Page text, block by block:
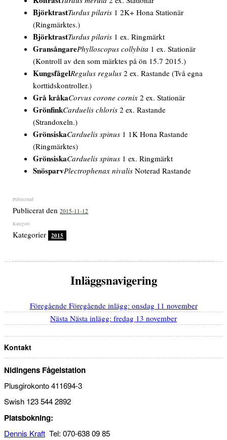
BjörktrastTurdus pilaris 1 2K+Hona Stationär
(Ringmärktes.)
BjörktrastTurdus pilaris 1 ex. Ringmärkt
GransångarePhylloscopus collybita 1 ex. Stationär
(Kontroll av den som märktes på ön 15.7 2015.)
KungsfågelRegulus regulus 2 ex. Rastande(Två egna
korttidskontroller.)
Grå kråkaCorvus corone cornix 2 ex. Stationär
GrönfinkCarduelis chloris 2 ex. Rastande
(Strandoxeln.)
GrönsiskaCarduelis spinus 1 1KHona Rastande
(Ringmärktes)
GrönsiskaCarduelis spinus 1 ex. Ringmärkt
SnösparvPlectrophenax nivalis Noterad Rastande
Publicerat den2015-11-12
Kategorier 2015
Inläggsnavigering
Föregående Föregående inlägg: onsdag 11 november
Nästa Nästa inlägg: fredag 13 november
Kontakt
Nidingens Fågelstation
Plusgirokonto 411694-3
Swish 123 544 2892
Platsbokning:
Dennis Kraft Tel: 070-638 09 85